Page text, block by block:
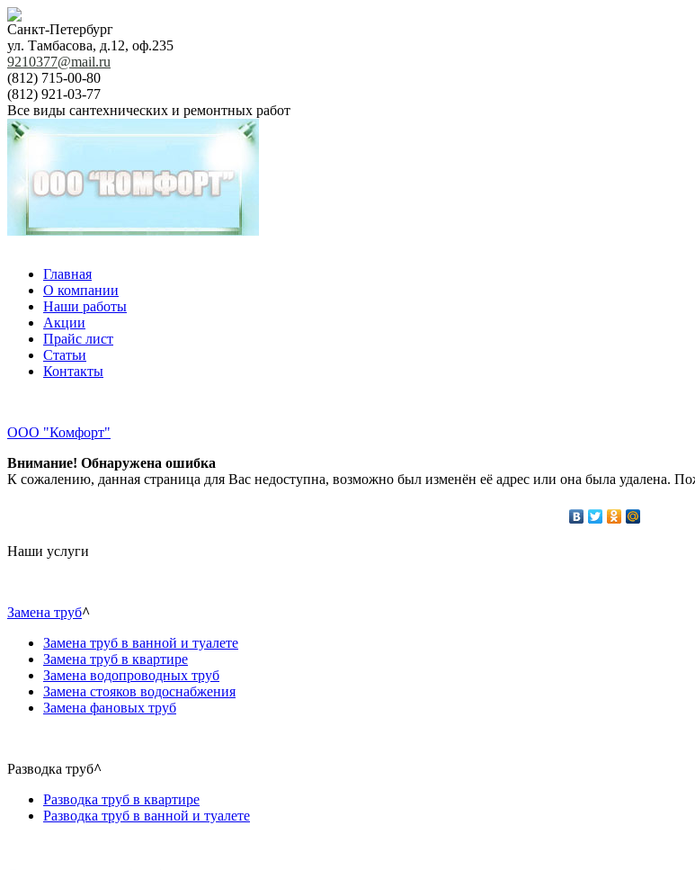
Санкт-Петербург
ул. Тамбасова, д.12, оф.235
9210377@mail.ru
(812) 715-00-80
(812) 921-03-77
Все виды сантехнических и ремонтных работ
Главная
О компании
Наши работы
Акции
Прайс лист
Статьи
Контакты
ООО "Комфорт"
Внимание! Обнаружена ошибка
К сожалению, данная страница для Вас недоступна, возможно был изменён её адрес или она была удалена.
Наши услуги
Замена труб^
Замена труб в ванной и туалете
Замена труб в квартире
Замена водопроводных труб
Замена стояков водоснабжения
Замена фановых труб
Разводка труб^
Разводка труб в квартире
Разводка труб в ванной и туалете